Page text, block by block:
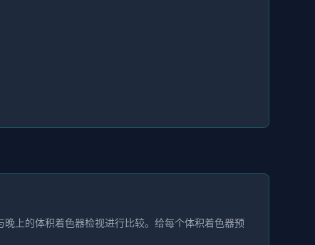
上的体积着色器检视进行比较。给每个体积着色器预